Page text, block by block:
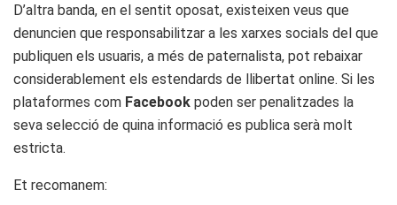
D’altra banda, en el sentit oposat, existeixen veus que
denuncien que responsabilitzar a les xarxes socials del que
publiquen els usuaris, a més de paternalista, pot rebaixar
considerablement els estendards de llibertat online. Si les
plataformes com Facebook poden ser penalitzades la
seva selecció de quina informació es publica serà molt
estricta.
Et recomanem: